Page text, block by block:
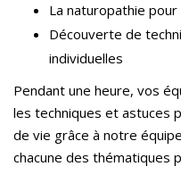
La naturopathie
Découverte de
individuelles
Pendant une heure, vos
les techniques et astuces
de vie grâce à notre
chacune des thématiques